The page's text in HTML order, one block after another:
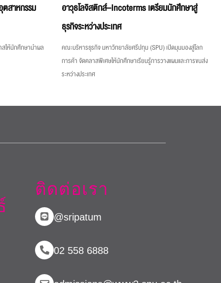
ตสาหกรรม
ให้นักศึกษานำผล
อาวุธโลจิสติกส์–Incoterms เตรียมนักศึกษาสู่
ธุรกิจระหว่างประเทศ
คณะบริหารธุรกิจ มหาวิทยาลัยศรีปทุม (SPU) เปิดมุมมองสู่โลก
การค้า จัดคลาสพิเศษให้นักศึกษาเรียนรู้การวางแผนและการขนส่ง
ระหว่างประเทศ
ติดต่อเรา
@sripatum
02 558 6888